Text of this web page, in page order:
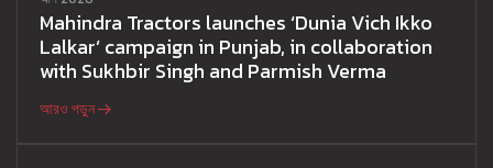
Mahindra Tractors launches ‘Dunia Vich Ikko
Lalkar’ campaign in Punjab, in collaboration
with Sukhbir Singh and Parmish Verma
আরও পড়ুন